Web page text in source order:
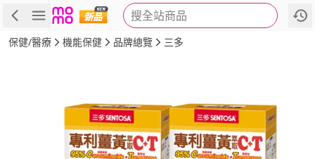
搜全站商品
商品 評價 詳情 規格
保健/醫療 機能保健 品牌總覽 三多